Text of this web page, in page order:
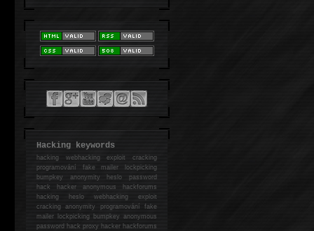
Hacking keywords
hackingwebhacking exploit cracking
programování fake mailer lockpicking
bumpkey anonymity heslo password
hackhacker anonymous hackforums
hackingheslo webhacking exploit
cracking anonymity programování fake
mailer lockpicking bumpkey anonymous
password hack proxy hacker hackforums